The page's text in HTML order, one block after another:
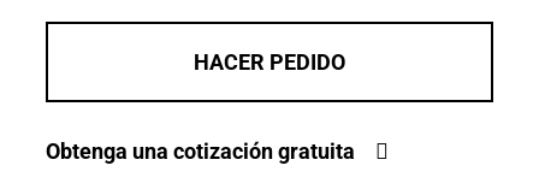
HACER PEDIDO
Obtenga una cotización gratuita